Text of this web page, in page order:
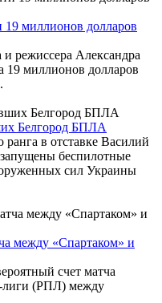
19 миллионов долларов
режиссера Александра
19 миллионов долларов
Белгород БПЛА
в отставке Василий
беспилотные
сил Украины
между «Спартаком» и
счет матча
лиги (РПЛ) между